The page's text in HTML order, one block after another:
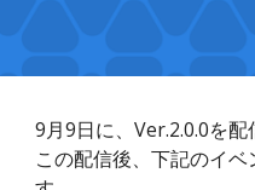
9月9日に、Ver.2.0.0を配
この配信後、下記のイ